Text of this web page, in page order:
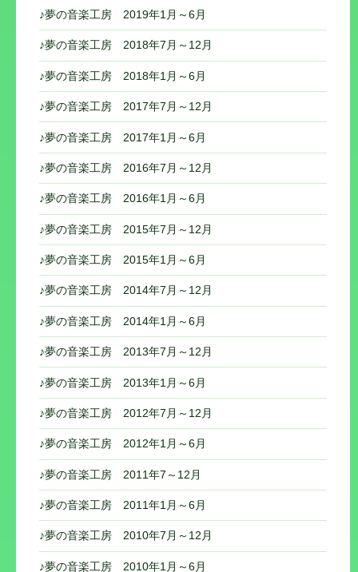
♪夢の音楽工房 2019年1月～6月
♪夢の音楽工房 2018年7月～12月
♪夢の音楽工房 2018年1月～6月
♪夢の音楽工房 2017年7月～12月
♪夢の音楽工房 2017年1月～6月
♪夢の音楽工房 2016年7月～12月
♪夢の音楽工房 2016年1月～6月
♪夢の音楽工房 2015年7月～12月
♪夢の音楽工房 2015年1月～6月
♪夢の音楽工房 2014年7月～12月
♪夢の音楽工房 2014年1月～6月
♪夢の音楽工房 2013年7月～12月
♪夢の音楽工房 2013年1月～6月
♪夢の音楽工房 2012年7月～12月
♪夢の音楽工房 2012年1月～6月
♪夢の音楽工房 2011年7～12月
♪夢の音楽工房 2011年1月～6月
♪夢の音楽工房 2010年7月～12月
♪夢の音楽工房 2010年1月～6月